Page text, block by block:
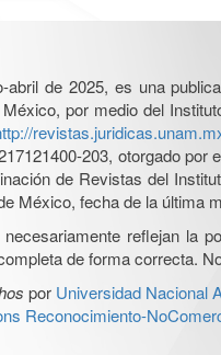
de 2025, es una
por medio del
203, otorgado
de Revistas del
México, fecha de la última
reflejan la
de forma correcta.
por Universidad Nacional
Reconocimiento-